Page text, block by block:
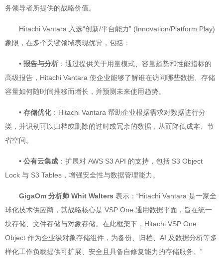
务领导者所提供的战略价值。
Hitachi Vantara 入选“创新/平台能力” (Innovation/Platform Play)
象限，在多个关键领域表现优异，包括：
• 报告与分析 ：通过提供关于用量模式、容量趋势和性能指标的
高级报告，Hitachi Vantara 使企业能够了解谁在访问哪些数据、存储
容量如何随时间推移而增长，并预测未来使用趋势。
• 存储优化：Hitachi Vantara 帮助企业根据需求对数据进行分
类，并识别可以归档或删除的过时或冗余的数据，从而降低成本、节
省空间。
• 公有云集成 ：扩展对 AWS S3 API 的支持，包括 S3 Object
Lock 与 S3 Tables，增强安全性与数据管理能力。
GigaOm 分析师 Whit Walters 表示：“Hitachi Vantara 是一家全
球化技术供应商，其战略核心是 VSP One 通用数据平面，旨在统一
块存储、文件存储与对象存储。在此框架下，Hitachi VSP One
Object 作为企业级对象存储组件，为备份、归档、AI 及数据分析等多
样化工作负载提供可扩展、安全且具备自修复能力的存储服务。”